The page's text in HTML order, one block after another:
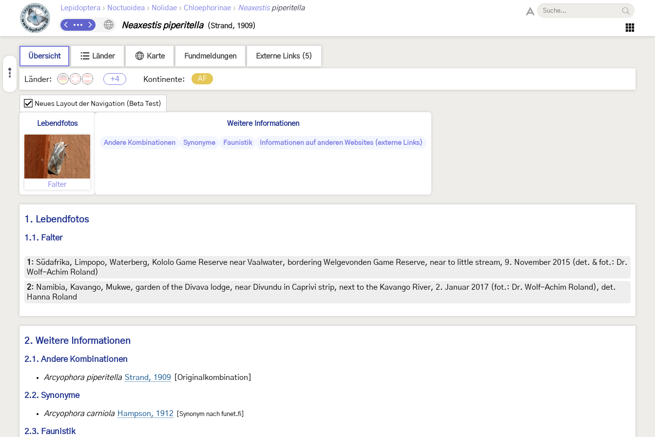
Lepidoptera › Noctuoidea › Nolidae › Chloephorinae › Neaxestispiperitella
Neaxestis piperitella (Strand, 1909)
Übersicht Länder Karte Fundmeldungen Externe Links (5)
Länder: +4 Kontinente: AF
Neues Layout der Navigation (Beta Test)
Lebendfotos
Falter
Weitere Informationen
Andere Kombinationen Synonyme Faunistik Informationen auf anderen Websites (externe Links)
1. Lebendfotos
1.1. Falter
1 : Südafrika, Limpopo, Waterberg, Kololo Game Reserve near Vaalwater, bordering Welgevonden Game Reserve, near to little stream, 9. November 2015 (det. & fot.: Dr.
Wolf-Achim Roland)
2: Namibia, Kavango, Mukwe, garden of the Divava lodge, near Divundu in Caprivi strip, next to the Kavango River, 2. Januar 2017 (fot.: Dr. Wolf-Achim Roland), det.
Hanna Roland
2. Weitere Informationen
2.1. Andere Kombinationen
Arcyophora piperitella Strand, 1909 [Originalkombination]
2.2. Synonyme
Arcyophora carniola Hampson, 1912 [Synonym nach funet.fi]
2.3. Faunistik